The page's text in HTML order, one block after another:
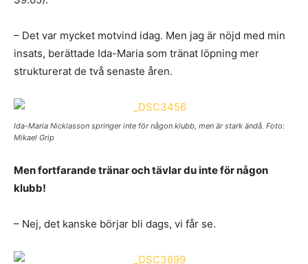
– Det var mycket motvind idag. Men jag är nöjd med min
insats, berättade Ida-Maria som tränat löpning mer
strukturerat de två senaste åren.
Ida-Maria Nicklasson springer inte för någon klubb, men är stark ändå. Foto:
Mikael Grip
Men fortfarande tränar och tävlar du inte för någon
klubb!
– Nej, det kanske börjar bli dags, vi får se.